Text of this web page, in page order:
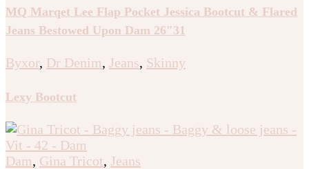
MQ Marqet Lee Flap Pocket Jessica Bootcut & Flared
Jeans Bestowed Upon Dam 26″31
Byxor, Dr Denim, Jeans, Skinny
Lexy Bootcut
Dam, Gina Tricot, Jeans